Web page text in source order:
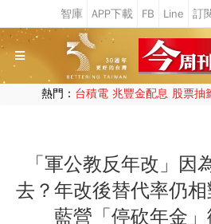
熱門： 台積電 兆豐金配息 股票抽
「軍公教反年改」因
去？年改後替代率仍
藍營「停砍年金